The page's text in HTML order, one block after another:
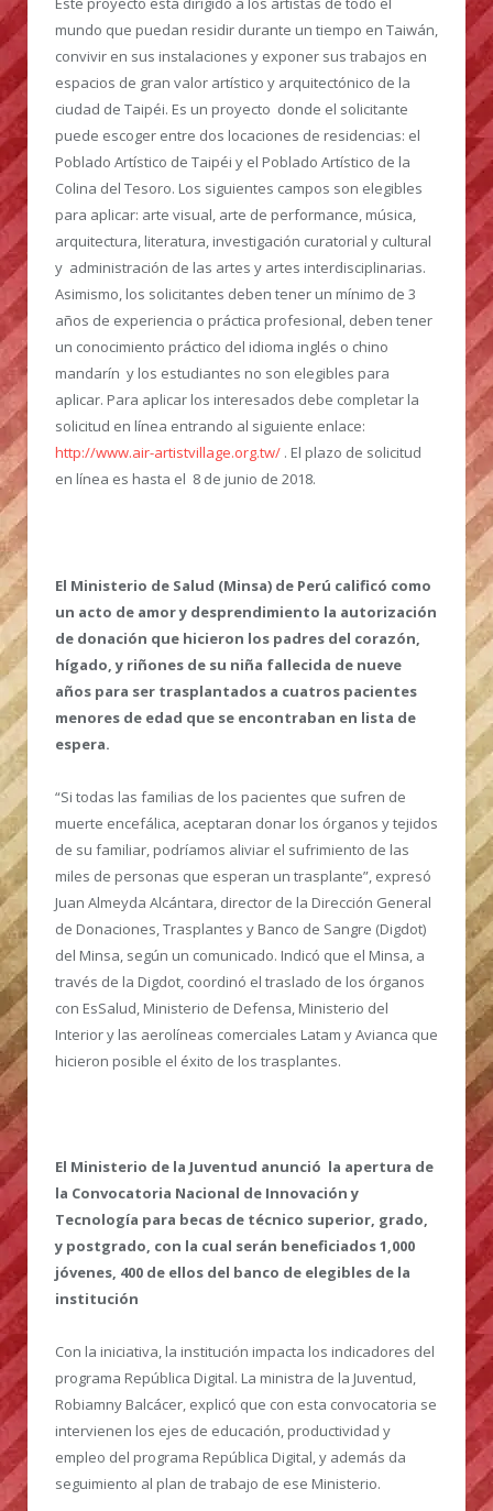
mundo que puedan residir durante un tiempo en Taiwán,
convivir en sus instalaciones y exponer sus trabajos en
espacios de gran valor artístico y arquitectónico de la
ciudad de Taipéi. Es un proyecto donde el solicitante
puede escoger entre dos locaciones de residencias: el
Poblado Artístico de Taipéi y el Poblado Artístico de la
Colina del Tesoro. Los siguientes campos son elegibles
para aplicar: arte visual, arte de performance, música,
arquitectura, literatura, investigación curatorial y cultural
y administración de las artes y artes interdisciplinarias.
Asimismo, los solicitantes deben tener un mínimo de 3
años de experiencia o práctica profesional, deben tener
un conocimiento práctico del idioma inglés o chino
mandarín y los estudiantes no son elegibles para
aplicar. Para aplicar los interesados debe completar la
solicitud en línea entrando al siguiente enlace:
http://www.air-artistvillage.org.tw/ . El plazo de solicitud
en línea es hasta el 8 de junio de 2018.
El Ministerio de Salud (Minsa) de Perú calificó como
un acto de amor y desprendimiento la autorización
de donación que hicieron los padres del corazón,
hígado, y riñones de su niña fallecida de nueve
años para ser trasplantados a cuatros pacientes
menores de edad que se encontraban en lista de
espera.
“Si todas las familias de los pacientes que sufren de
muerte encefálica, aceptaran donar los órganos y tejidos
de su familiar, podríamos aliviar el sufrimiento de las
miles de personas que esperan un trasplante”, expresó
Juan Almeyda Alcántara, director de la Dirección General
de Donaciones, Trasplantes y Banco de Sangre (Digdot)
del Minsa, según un comunicado. Indicó que el Minsa, a
través de la Digdot, coordinó el traslado de los órganos
con EsSalud, Ministerio de Defensa, Ministerio del
Interior y las aerolíneas comerciales Latam y Avianca que
hicieron posible el éxito de los trasplantes.
El Ministerio de la Juventud anunció la apertura de
la Convocatoria Nacional de Innovación y
Tecnología para becas de técnico superior, grado,
y postgrado, con la cual serán beneficiados 1,000
jóvenes, 400 de ellos del banco de elegibles de la
institución
Con la iniciativa, la institución impacta los indicadores del
programa República Digital. La ministra de la Juventud,
Robiamny Balcácer, explicó que con esta convocatoria se
intervienen los ejes de educación, productividad y
empleo del programa República Digital, y además da
seguimiento al plan de trabajo de ese Ministerio.